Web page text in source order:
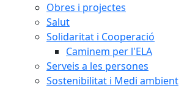
Obres i projectes
Salut
Solidaritat i Cooperació
Caminem per l'ELA
Serveis a les persones
Sostenibilitat i Medi ambient